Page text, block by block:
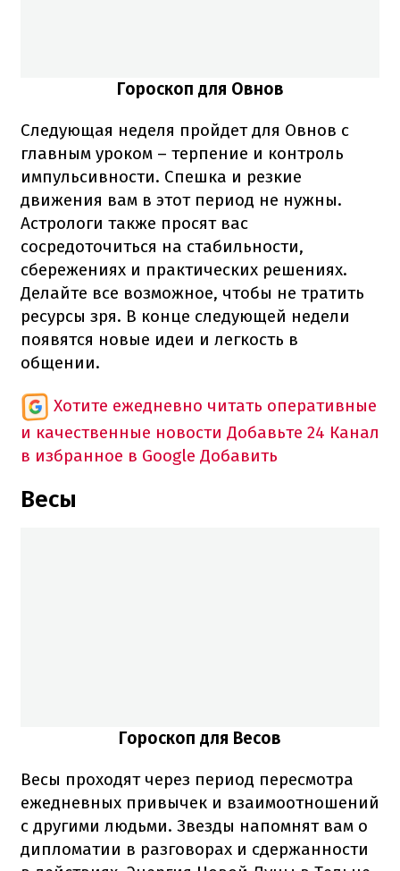
Гороскоп для Овнов
Следующая неделя пройдет для Овнов с
главным уроком – терпение и контроль
импульсивности. Спешка и резкие
движения вам в этот период не нужны.
Астрологи также просят вас
сосредоточиться на стабильности,
сбережениях и практических решениях.
Делайте все возможное, чтобы не тратить
ресурсы зря. В конце следующей недели
появятся новые идеи и легкость в
общении.
Хотите ежедневно читать оперативные
и качественные новости Добавьте 24 Канал
в избранное в Google Добавить
Весы
Гороскоп для Весов
Весы проходят через период пересмотра
ежедневных привычек и взаимоотношений
с другими людьми. Звезды напомнят вам о
дипломатии в разговорах и сдержанности